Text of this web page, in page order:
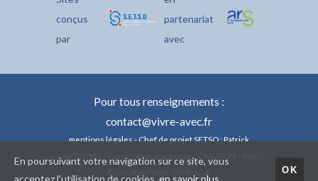
conçus
par
partenariat
avec
Pour tous renseignements :
contact@vivre-avec.fr
mentions légales- Chef de projet SETSO : Patrick
LARTIGUET / Conception graphique : X.MORON - Yupi /
En poursuivant votre navigation sur ce site, vous
acceptez l'utilisation de cookies. en savoir plus
OK